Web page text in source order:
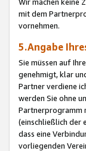
Wir machen keine
mit dem
vornehmen.
5.Angabe
Sie müssen auf
genehmigt, klar
Partner verdiene
werden Sie ohne
Partnerprogramm
(einschließlich der
dass eine
vorliegenden